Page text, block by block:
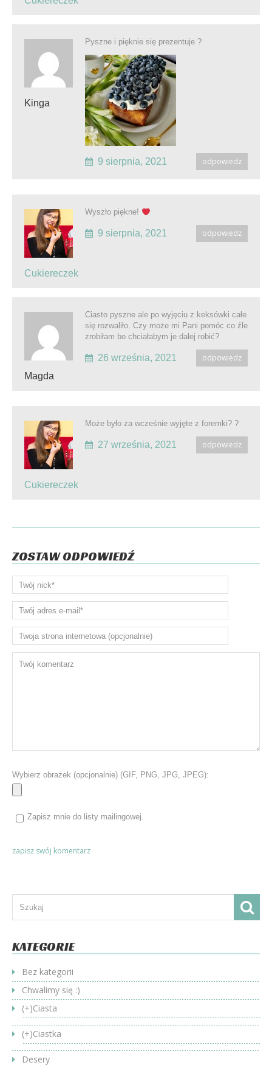
Kinga
Pyszne i pięknie się prezentuje ?
odpowiedz
9 sierpnia, 2021
Cukiereczek
Wyszło piękne!
odpowiedz
9 sierpnia, 2021
Magda
Ciasto pyszne ale po wyjęciu z keksówki całe
się rozwaliło. Czy może mi Pani pomóc co źle
zrobiłam bo chciałabym je dalej robić?
odpowiedz
26 września, 2021
Cukiereczek
Może było za wcześnie wyjęte z foremki? ?
odpowiedz
27 września, 2021
ZOSTAW ODPOWIEDŹ
Wybierz obrazek (opcjonalnie) (GIF, PNG, JPG, JPEG):
Zapisz mnie do listy mailingowej.
KATEGORIE
Bez kategorii
Chwalimy się :)
(+)Ciasta
(+)Ciastka
Desery